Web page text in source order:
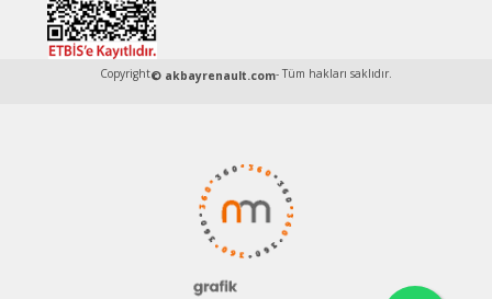
Copyright© akbayrenault.com- Tüm hakları saklıdır.